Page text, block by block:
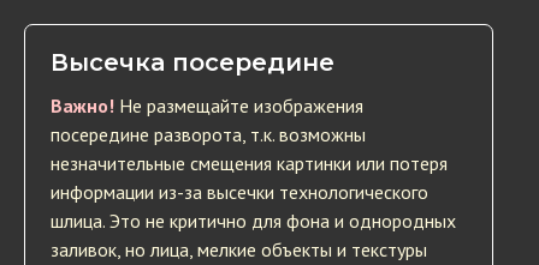
Высечка посередине
Важно! Не размещайте изображения
посередине разворота, т.к. возможны
незначительные смещения картинки или потеря
информации из-за высечки технологического
шлица. Это не критично для фона и однородных
заливок, но лица, мелкие объекты и текстуры